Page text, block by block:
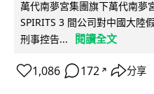
萬代南夢宮集團旗下萬代南夢
SPIRITS 3 間公司對中國大陸
刑事控告...
閱讀全文
1,086 172 ↗ 分享